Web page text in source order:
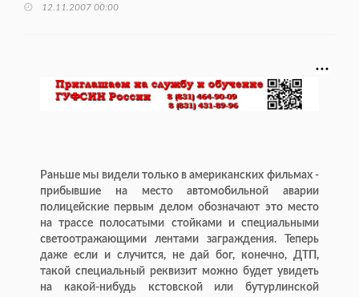
12.11.2007 00:00
Раньше мы видели только в американских фильмах -
прибывшие на место автомобильной аварии
полицейские первым делом обозначают это место
на трассе полосатыми стойками и специальными
светоотражающими лентами заграждения. Теперь
даже если и случится, не дай бог, конечно, ДТП,
такой специальный реквизит можно будет увидеть
на какой-нибудь кстовской или бутурлинской